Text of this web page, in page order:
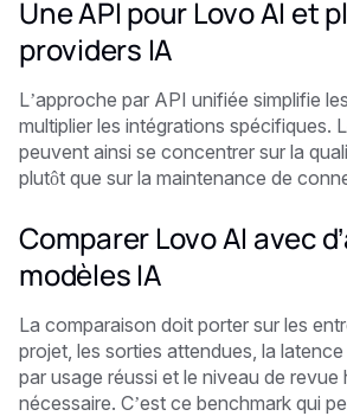
Une API pour Lovo AI et
providers IA
L’approche par API unifiée simplifie
multiplier les intégrations spécifiques.
peuvent ainsi se concentrer sur la
plutôt que sur la maintenance de
Comparer Lovo AI avec
modèles IA
La comparaison doit porter sur les
projet, les sorties attendues, la
par usage réussi et le niveau de revue
nécessaire. C’est ce benchmark qui